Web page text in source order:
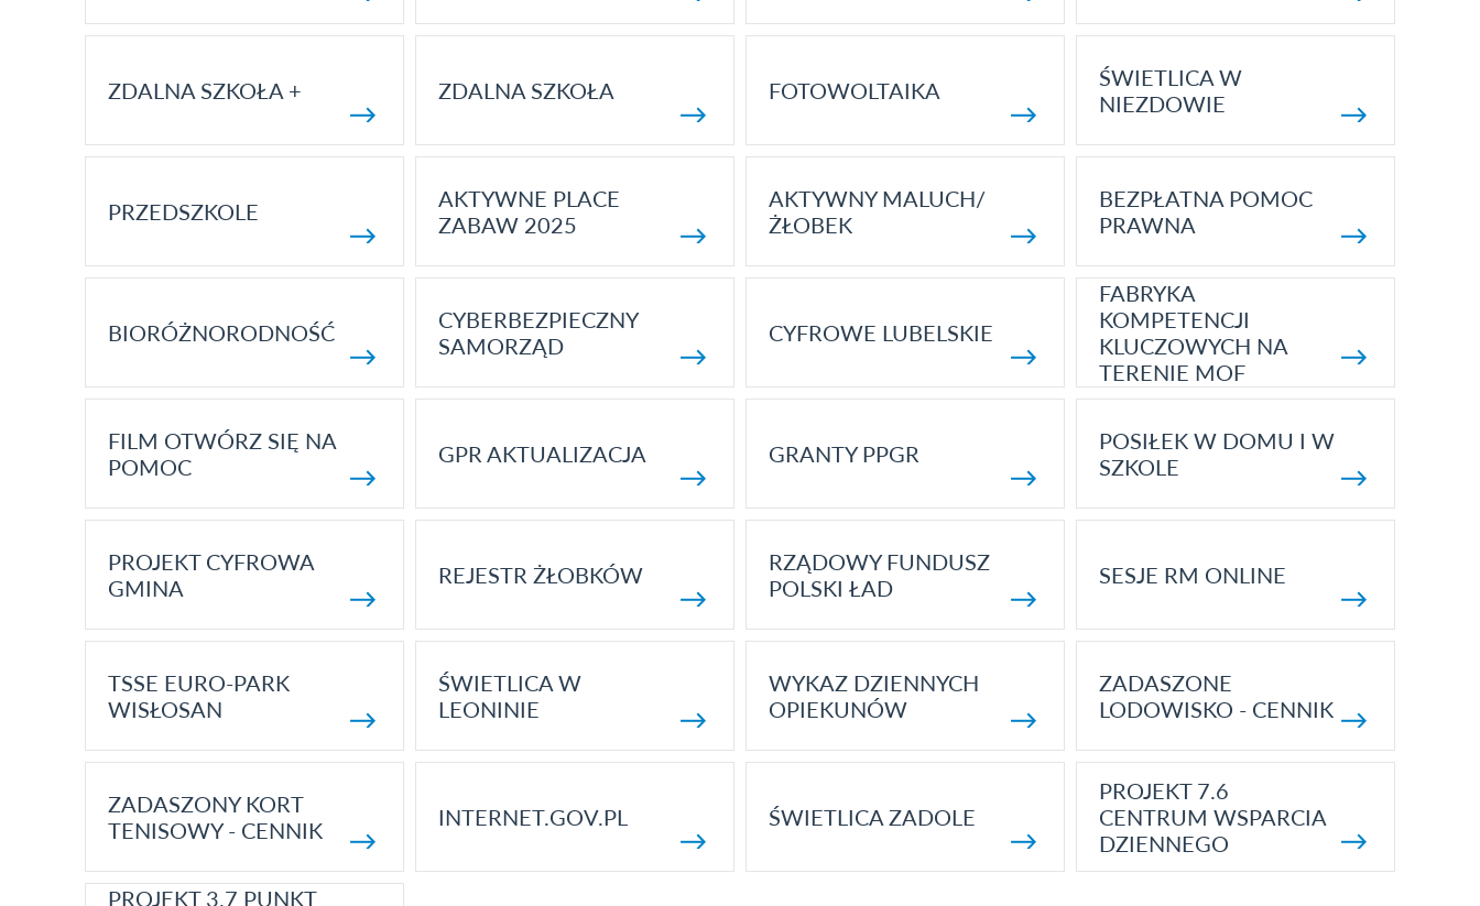
ZDALNA SZKOŁA + ZDALNA SZKOŁA FOTOWOLTAIKA
ŚWIETLICA W
NIEZDOWIE
PRZEDSZKOLE
AKTYWNE PLACE
ZABAW 2025
AKTYWNY MALUCH/
ŻŁOBEK
BEZPŁATNA POMOC
PRAWNA
BIORÓŻNORODNOŚĆ
CYBERBEZPIECZNY
SAMORZĄD
CYFROWE LUBELSKIE
FABRYKA
KOMPETENCJI
KLUCZOWYCH NA
TERENIE MOF
FILM OTWÓRZ SIĘ NA
POMOC
GPR AKTUALIZACJA GRANTY PPGR
POSIŁEK W DOMU I W
SZKOLE
PROJEKT CYFROWA
GMINA
REJESTR ŻŁOBKÓW
RZĄDOWY FUNDUSZ
POLSKI ŁAD
SESJE RM ONLINE
TSSE EURO-PARK
WISŁOSAN
ŚWIETLICA W
LEONINIE
WYKAZ DZIENNYCH
OPIEKUNÓW
ZADASZONE
LODOWISKO - CENNIK
ZADASZONY KORT
TENISOWY - CENNIK
INTERNET.GOV.PL ŚWIETLICA ZADOLE
PROJEKT 7.6
CENTRUM WSPARCIA
DZIENNEGO
PROJEKT 3.7 PUNKT